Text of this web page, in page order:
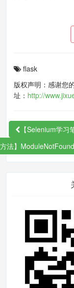
login
var
wx.
料', //
后续会展
nfo;
('/
flask
版权声明：感谢您
址： http://
【Selenium学
法】